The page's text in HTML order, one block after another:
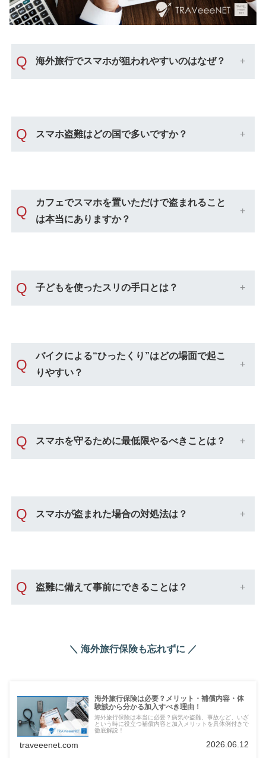
Q 海外旅行でスマホが狙われやすいのはなぜ？
Q スマホ盗難はどの国で多いですか？
Q
カフェでスマホを置いただけで盗まれること
は本当にありますか？
Q 子どもを使ったスリの手口とは？
Q
バイクによる“ひったくり”はどの場面で起こ
りやすい？
Q スマホを守るために最低限やるべきことは？
Q スマホが盗まれた場合の対処法は？
Q 盗難に備えて事前にできることは？
＼ 海外旅行保険も忘れずに ／
海外旅行保険は必要？メリット・補償内容・体
験談から分かる加入すべき理由！
海外旅行保険は本当に必要？病気や盗難、事故など、いざ
という時に役立つ補償内容と加入メリットを具体例付きで
徹底解説！
traveeenet.com 2026.06.12